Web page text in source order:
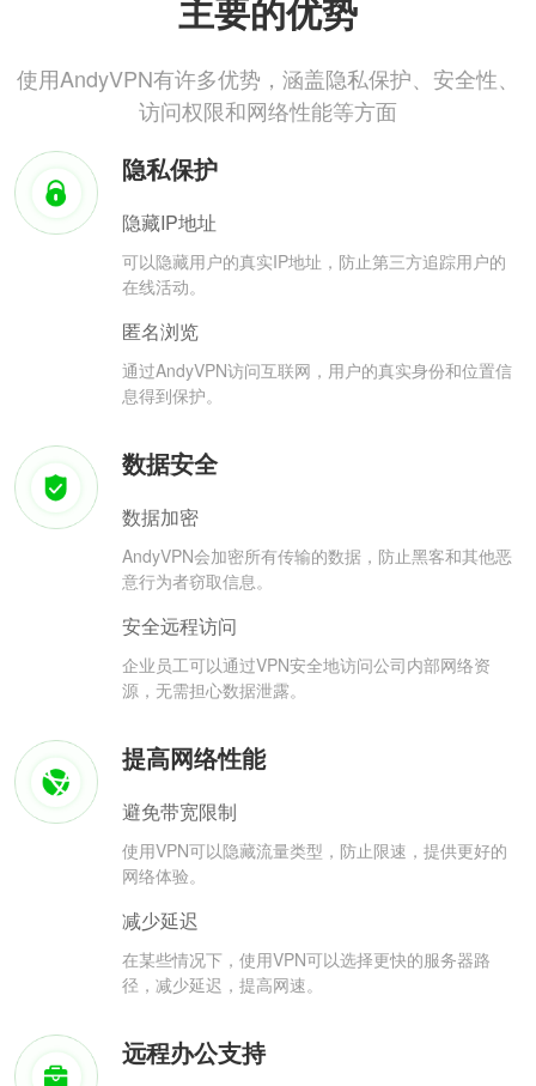
主要的优势
使用AndyVPN有许多优势，涵盖隐私保护、安全性、
访问权限和网络性能等方面
隐私保护
隐藏IP地址
可以隐藏用户的真实IP地址，防止第三方追踪用户的
在线活动。
匿名浏览
通过AndyVPN访问互联网，用户的真实身份和位置信
息得到保护。
数据安全
数据加密
AndyVPN会加密所有传输的数据，防止黑客和其他恶
意行为者窃取信息。
安全远程访问
企业员工可以通过VPN安全地访问公司内部网络资
源，无需担心数据泄露。
提高网络性能
避免带宽限制
使用VPN可以隐藏流量类型，防止限速，提供更好的
网络体验。
减少延迟
在某些情况下，使用VPN可以选择更快的服务器路
径，减少延迟，提高网速。
远程办公支持